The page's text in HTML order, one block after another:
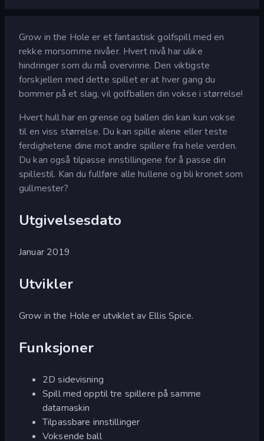
Grow in the Hole er et fantastisk golfspill med en
rekke morsomme nivåer. Hvert nivå har ulike
hindringer som du må overvinne. Den viktigste
forskjellen med dette spillet er at hver gang du
bommer på et slag, vil golfballen din vokse i størrelse!
Hvert hull har en grense og ballen din kan kun vokse
til en viss størrelse. Du kan spille alene eller teste
ferdighetene dine mot andre spillere fra hele verden.
Du kan også tilpasse innstillingene for å passe din
spillestil. Kan du fullføre alle hullene og bli kronet som
gullmester?
Utgivelsesdato
Januar 2019
Utvikler
Grow in the Hole er utviklet av Ellis Spice.
Funksjoner
2D sidevisning
Spill med opptil tre spillere på samme
datamaskin
Tilpassbare innstillinger
Voksende ball